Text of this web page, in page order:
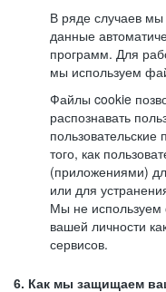
В ряде случаев
данные
программ. Для
мы используем
Файлы cookie
распознавать
пользовательские
того, как
(приложениями)
или для
Мы не используем
вашей личности
сервисов.
6. Как мы защищаем